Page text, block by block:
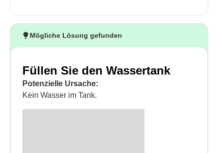
Mögliche Lösung gefunden
Füllen Sie den Wassertank
Potenzielle Ursache:
Kein Wasser im Tank.